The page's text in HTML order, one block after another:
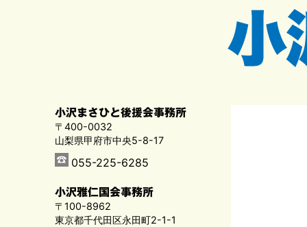
小沢まさひと後援会事務所
〒400-0032
山梨県甲府市中央5-8-17
055-225-6285
小沢雅仁国会事務所
〒100-8962
東京都千代田区永田町2-1-1